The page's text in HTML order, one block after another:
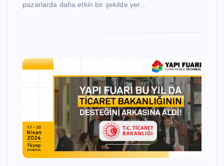
pazarlarda daha etkin bir şekilde yer…